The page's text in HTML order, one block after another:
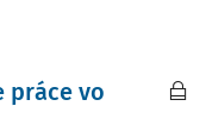
práce vo